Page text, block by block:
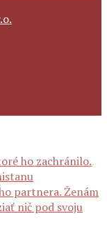
ho zachránilo.
partnera. Ženám
nič pod svoju